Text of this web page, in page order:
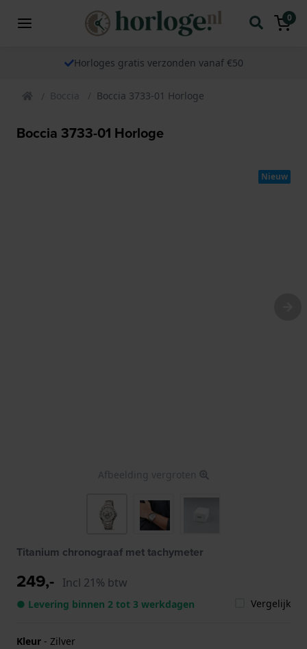
0
Horloges gratis verzonden vanaf €50
Boccia Boccia 3733-01 Horloge
Boccia 3733-01 Horloge
Nieuw
Afbeelding vergroten
Titanium chronograaf met tachymeter
249,- Incl 21% btw
● Levering binnen 2 tot 3 werkdagen Vergelijk
Kleur - Zilver